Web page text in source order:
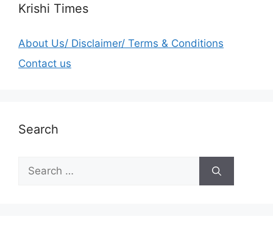
Krishi Times
About Us/ Disclaimer/ Terms & Conditions
Contact us
Search